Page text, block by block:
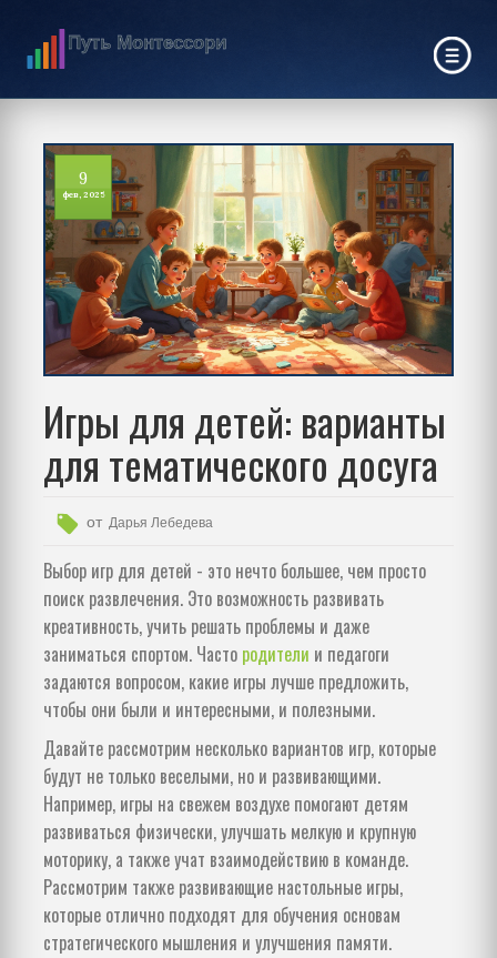
9
фев, 2025
Игры для детей: варианты
для тематического досуга
от Дарья Лебедева
Выбор игр для детей - это нечто большее, чем просто
поиск развлечения. Это возможность развивать
креативность, учить решать проблемы и даже
заниматься спортом. Часто родители и педагоги
задаются вопросом, какие игры лучше предложить,
чтобы они были и интересными, и полезными.
Давайте рассмотрим несколько вариантов игр, которые
будут не только веселыми, но и развивающими.
Например, игры на свежем воздухе помогают детям
развиваться физически, улучшать мелкую и крупную
моторику, а также учат взаимодействию в команде.
Рассмотрим также развивающие настольные игры,
которые отлично подходят для обучения основам
стратегического мышления и улучшения памяти.